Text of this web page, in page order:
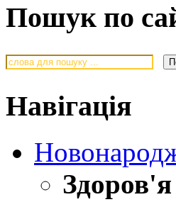
Пошук по
Навігація
Здоров'я